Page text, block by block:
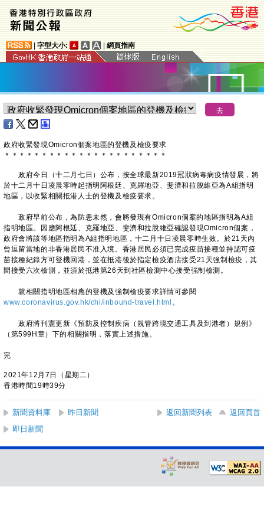
字型大小: 網頁指南
政府收緊發現Omicron個案地區的登機及檢疫要求
＊ ＊ ＊ ＊ ＊ ＊ ＊ ＊ ＊ ＊ ＊ ＊ ＊ ＊ ＊ ＊ ＊ ＊ ＊ ＊ ＊ ＊
政府今日（十二月七日）公布，按全球最新2019冠狀病毒病疫情發展，將
於十二月十日凌晨零時起指明阿根廷、克羅地亞、斐濟和拉脫維亞為A組指明
地區，以收緊相關抵港人士的登機及檢疫要求。
政府早前公布，為防患未然，會將發現有Omicron個案的地區指明為A組
指明地區。因應阿根廷、克羅地亞、斐濟和拉脫維亞確認發現Omicron個案，
政府會將該等地區指明為A組指明地區，十二月十日凌晨零時生效。於21天內
曾逗留當地的非香港居民不准入境。香港居民必須已完成疫苗接種並持認可疫
苗接種紀錄方可登機回港，並在抵港後於指定檢疫酒店接受21天強制檢疫，其
間接受六次檢測，並須於抵港第26天到社區檢測中心接受強制檢測。
就相關指明地區相應的登機及強制檢疫要求詳情可參閱
www.coronavirus.gov.hk/chi/inbound-travel.html 。
政府將刊憲更新《預防及控制疾病（規管跨境交通工具及到港者）規例》
（第599H章）下的相關指明，落實上述措施。
完
2021年12月7日（星期二）
香港時間19時39分
新聞資料庫 昨日新聞 返回新聞列表
返回頁首
即日新聞